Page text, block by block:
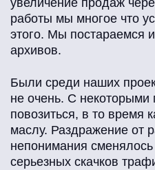
Свое производство
Строительство / ремонт
Франчайзинг
увеличение продаж
работы мы многое что
этого. Мы постараемся
архивов.
Были среди наших
не очень. С некоторыми
повозиться, в то время
маслу. Раздражение от
непонимания
серьезных скачков